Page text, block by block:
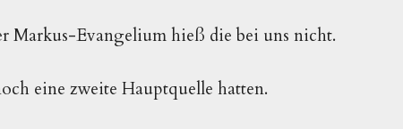
Markus-Evangelium hieß die bei uns nicht.
eine zweite Hauptquelle hatten.